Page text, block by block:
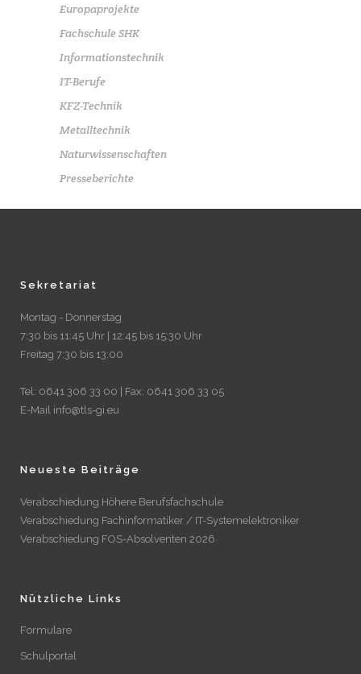
Europaprojekte
Fachschule SHK
Informationstechnik
IT-Berufe
KFZ-Technik
Metalltechnik
Naturwissenschaften
Presseberichte
Sekretariat
Montag - Donnerstag
7:30 bis 11:45 Uhr | 12:45 bis 15:30 Uhr
Freitag 7:30 bis 13:00
Tel: 0641 306 33 00 | Fax: 0641 306 33 05
E-Mail info@tls-gi.eu
Neueste Beiträge
Verabschiedung Höhere Berufsfachschule
Verabschiedung Fachinformatiker / IT-Systemelektroniker
Verabschiedung FOS-Absolventen 2026
Nützliche Links
Formulare
Schulportal